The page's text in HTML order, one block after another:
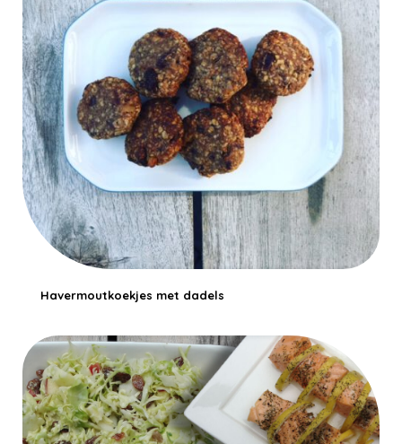
Havermoutkoekjes met dadels